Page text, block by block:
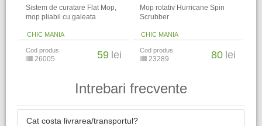
Sistem de curatare Flat Mop,
mop pliabil cu galeata
CHIC MANIA
Cod produs
26005 59 lei
Mop rotativ Hurricane Spin
Scrubber
CHIC MANIA
Cod produs
23289 80 lei
Intrebari frecvente
Cat costa livrarea/transportul?